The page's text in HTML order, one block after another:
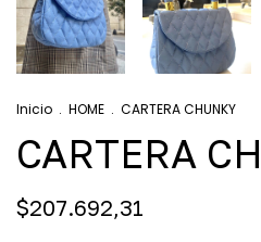
Inicio . HOME . CARTERA CHUNKY
CARTERA
$207.692,31